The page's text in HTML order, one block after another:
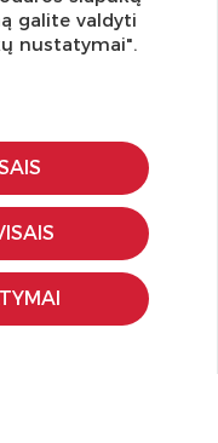
gaukite geriausius
galite valdyti
nustatymai".